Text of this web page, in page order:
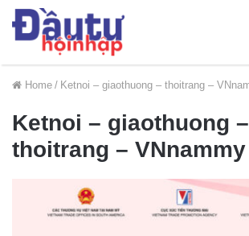
Home / Ketnoi – giaothuong – thoitrang –
Ketnoi – giaothuong –
thoitrang – VNnammy